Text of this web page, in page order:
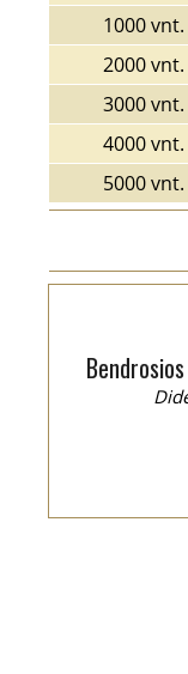
1000 vnt.
2000 vnt.
3000 vnt.
4000 vnt.
5000 vnt.